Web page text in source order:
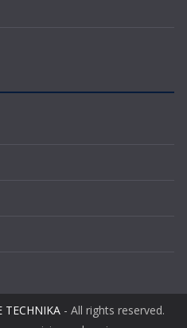
TECHNIKA - All rights reserved.